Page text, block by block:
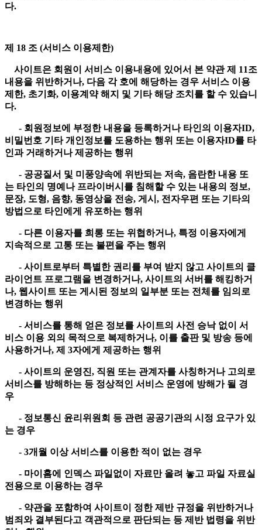
다.
제 18 조 (서비스 이용제한)
사이트은 회원이 서비스 이용내용에 있어서 본 약관 제 11조
내용을 위반하거나, 다음 각 호에 해당하는 경우 서비스 이용
제한, 초기화, 이용계약 해지 및 기타 해당 조치를 할 수 있습니
다.
- 회원정보에 부정한 내용을 등록하거나 타인의 이용자ID,
비밀번호 기타 개인정보를 도용하는 행위 또는 이용자ID를 타
인과 거래하거나 제공하는 행위
- 공공질서 및 미풍양속에 위반되는 저속, 음란한 내용 또
는 타인의 명예나 프라이버시를 침해할 수 있는 내용의 정보,
문장, 도형, 음향, 동영상을 전송, 게시, 전자우편 또는 기타의
방법으로 타인에게 유포하는 행위
- 다른 이용자를 희롱 또는 위협하거나, 특정 이용자에게
지속적으로 고통 또는 불편을 주는 행위
- 사이트로부터 특별한 권리를 부여 받지 않고 사이트의 클
라이언트 프로그램을 변경하거나, 사이트의 서버를 해킹하거
나, 웹사이트 또는 게시된 정보의 일부분 또는 전체를 임의로
변경하는 행위
- 서비스를 통해 얻은 정보를 사이트의 사전 승낙 없이 서
비스 이용 외의 목적으로 복제하거나, 이를 출판 및 방송 등에
사용하거나, 제 3자에게 제공하는 행위
- 사이트의 운영진, 직원 또는 관계자를 사칭하거나 고의로
서비스를 방해하는 등 정상적인 서비스 운영에 방해가 될 경
우
- 정보통신 윤리위원회 등 관련 공공기관의 시정 요구가 있
는 경우
- 3개월 이상 서비스를 이용한 적이 없는 경우
- 마이홈에 인덱스 파일없이 자료만 올려 놓고 파일 자료실
전용으로 이용하는 경우
- 약관을 포함하여 사이트이 정한 제반 규정을 위반하거나
범죄와 결부된다고 객관적으로 판단되는 등 제반 법령을 위반